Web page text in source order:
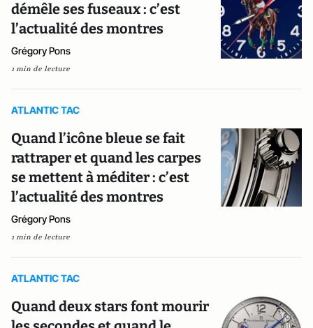
démêle ses fuseaux : c’est
l’actualité des montres
Grégory Pons
1 min de lecture
ATLANTIC TAC
Quand l’icône bleue se fait
rattraper et quand les carpes
se mettent à méditer : c’est
l’actualité des montres
Grégory Pons
1 min de lecture
ATLANTIC TAC
Quand deux stars font mourir